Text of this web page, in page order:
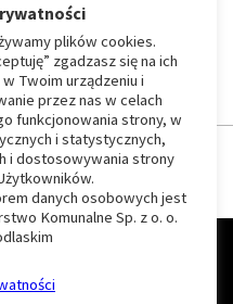
Plus Sp. z o.o.
(cookies) w celu
podczas korzystania
plików cookies.
zgadzasz się na ich
Twoim urządzeniu i
przez nas w celach
funkcjonowania strony, w
i statystycznych,
i dostosowywania strony
danych osobowych jest
Komunalne Sp. z o. o.